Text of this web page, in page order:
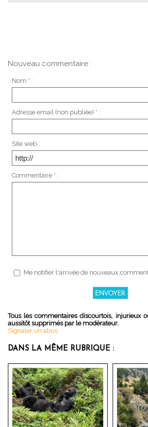
Nouveau commentaire :
Nom * :
Adresse email (non publiée) * :
Site web :
Commentaire * :
Me notifier l'arrivée de nouveaux
Tous les commentaires discourtois, injurieux
aussitôt supprimés par le modérateur.
Signaler un abus
DANS LA MÊME RUBRIQUE :